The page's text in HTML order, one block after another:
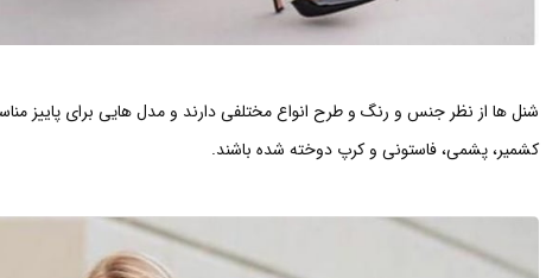
شنل ها از نظر جنس و رنگ و طرح انواع مختلفی دارند و مدل هایی برای پاییز
کشمیر، پشمی، فاستونی و کرپ دوخته شده باشند.